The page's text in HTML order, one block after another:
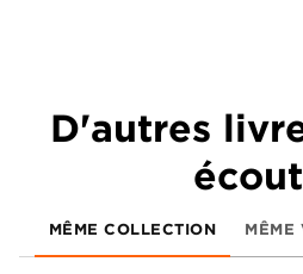
D'autres
MÊME COLLECTION MÊME